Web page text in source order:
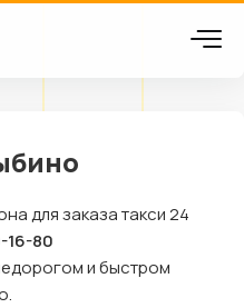
для заказа такси 24
16-80
и быстром